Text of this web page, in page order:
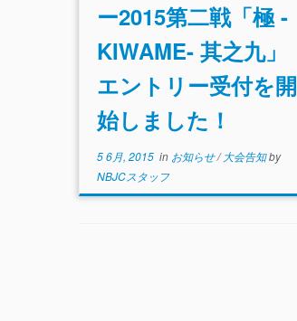
ー2015第二戦「極 -
KIWAME- 其之九」
エントリー受付を開
始しました！
5 6月, 2015 in お知らせ/大会告知by
NBJCスタッフ